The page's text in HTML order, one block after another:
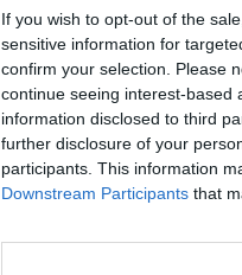
If you wish to opt-out of the
sensitive information for
confirm your selection. Please
continue seeing interest-based
information disclosed to third
further disclosure of your
participants. This information
Downstream Participants that